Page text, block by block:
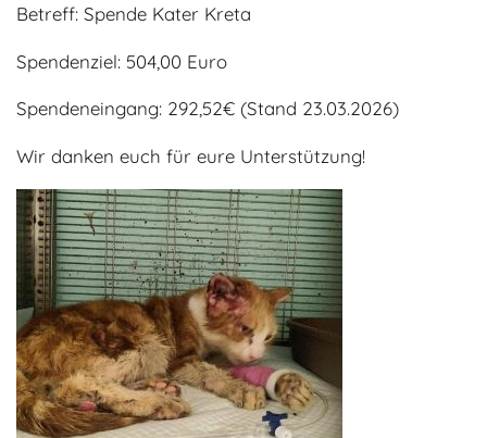
Betreff: Spende Kater Kreta
Spendenziel: 504,00 Euro
Spendeneingang: 292,52€ (Stand 23.03.2026)
Wir danken euch für eure Unterstützung!